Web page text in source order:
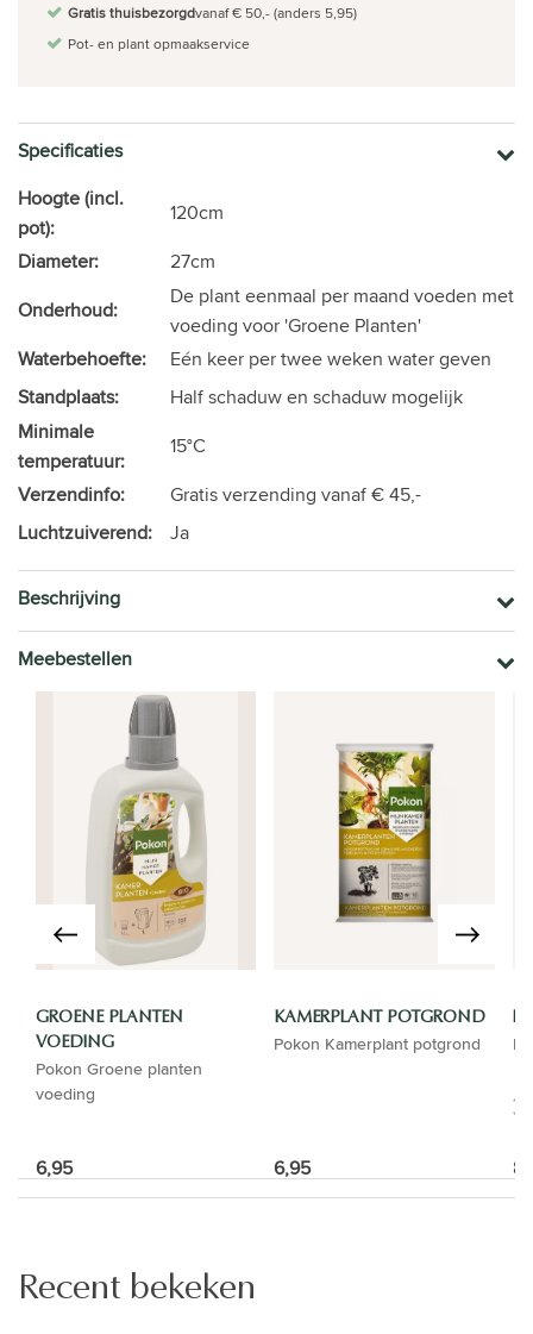
Gratis thuisbezorgdvanaf € 50,- (anders 5,95)
Pot- en plant opmaakservice
Specificaties
Hoogte (incl.
pot):
120cm
Diameter:
27cm
Onderhoud:
De plant eenmaal per maand voeden met
voeding voor 'Groene Planten'
Waterbehoefte:
Eén keer per twee weken water geven
Standplaats:
Half schaduw en schaduw mogelijk
Minimale
temperatuur:
15°C
Verzendinfo:
Gratis verzending vanaf € 45,-
Luchtzuiverend:
Ja
Beschrijving
Meebestellen
GROENE PLANTEN
VOEDING
Pokon Groene planten
voeding
6,95
KAMERPLANT POTGROND
Pokon Kamerplant potgrond
6,95
Recent bekeken